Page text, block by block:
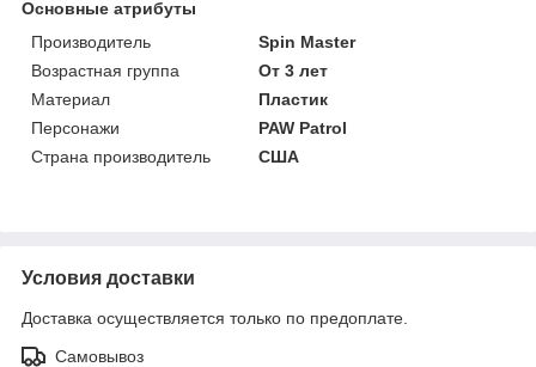
Основные атрибуты
Производитель
Spin Master
Возрастная группа
От 3 лет
Материал
Пластик
Персонажи
PAW Patrol
Страна производитель
США
Условия доставки
Доставка осуществляется только по предоплате.
Самовывоз